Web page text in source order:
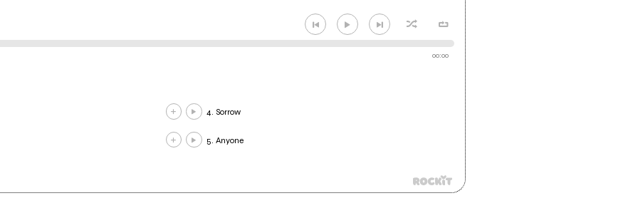
00:00
4. Sorrow
5. Anyone